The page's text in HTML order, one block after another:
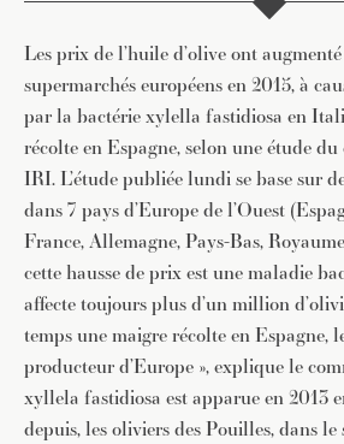
Les prix de l’huile d’olive ont
supermarchés européens en 2015, à
par la bactérie xylella fastidiosa en
récolte en Espagne, selon une étude du
IRI. L’étude publiée lundi se base sur
dans 7 pays d’Europe de l’Ouest
France, Allemagne, Pays-Bas,
cette hausse de prix est une maladie
affecte toujours plus d’un million
temps une maigre récolte en Espagne,
producteur d’Europe », explique le
xyllela fastidiosa est apparue en 2013
depuis, les oliviers des Pouilles, dans le